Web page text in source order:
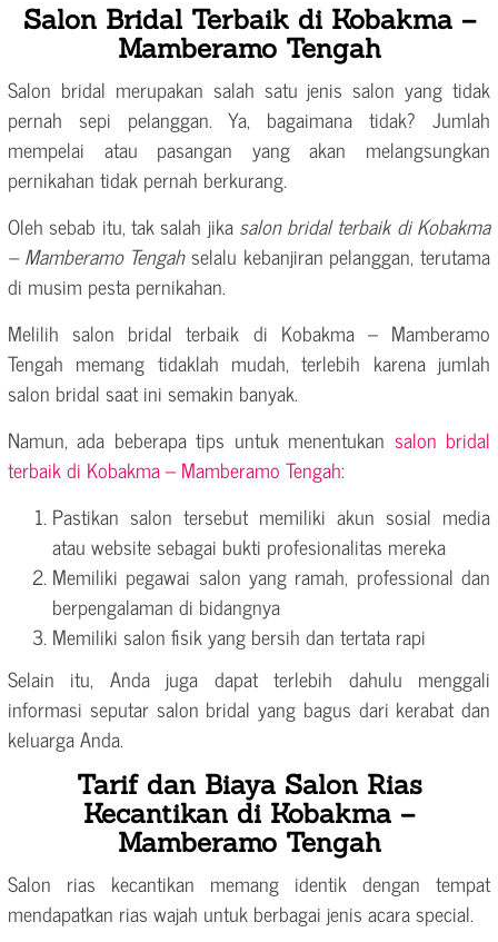
Salon Bridal Terbaik di Kobakma –
Mamberamo Tengah
Salon bridal merupakan salah satu jenis salon yang tidak
pernah sepi pelanggan. Ya, bagaimana tidak? Jumlah
mempelai atau pasangan yang akan melangsungkan
pernikahan tidak pernah berkurang.
Oleh sebab itu, tak salah jika salon bridal terbaik di Kobakma
– Mamberamo Tengahselalu kebanjiran pelanggan, terutama
di musim pesta pernikahan.
Melilih salon bridal terbaik di Kobakma – Mamberamo
Tengah memang tidaklah mudah, terlebih karena jumlah
salon bridal saat ini semakin banyak.
Namun, ada beberapa tips untuk menentukan salon bridal
terbaik di Kobakma – Mamberamo Tengah:
Pastikan salon tersebut memiliki akun sosial media
atau website sebagai bukti profesionalitas mereka
Memiliki pegawai salon yang ramah, professional dan
berpengalaman di bidangnya
Memiliki salon fisik yang bersih dan tertata rapi
Selain itu, Anda juga dapat terlebih dahulu menggali
informasi seputar salon bridal yang bagus dari kerabat dan
keluarga Anda.
Tarif dan Biaya Salon Rias
Kecantikan di Kobakma –
Mamberamo Tengah
Salon rias kecantikan memang identik dengan tempat
mendapatkan rias wajah untuk berbagai jenis acara special.